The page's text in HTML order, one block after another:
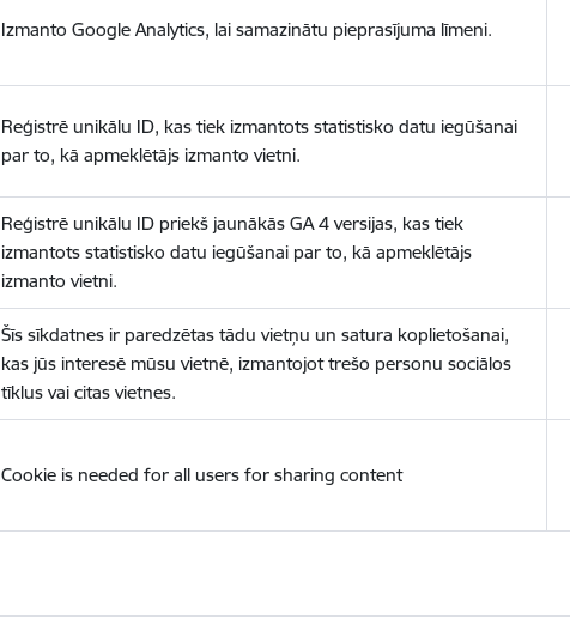
Izmanto Google Analytics, lai samazinātu pieprasījuma līmeni.
Reģistrē unikālu ID, kas tiek izmantots statistisko datu iegūšanai
par to, kā apmeklētājs izmanto vietni.
Reģistrē unikālu ID priekš jaunākās GA 4 versijas, kas tiek
izmantots statistisko datu iegūšanai par to, kā apmeklētājs
izmanto vietni.
Šīs sīkdatnes ir paredzētas tādu vietņu un satura koplietošanai,
kas jūs interesē mūsu vietnē, izmantojot trešo personu sociālos
tīklus vai citas vietnes.
Cookie is needed for all users for sharing content